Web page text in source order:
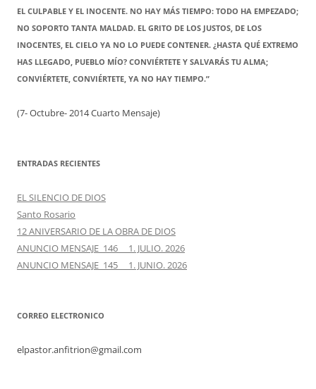
EL CULPABLE Y EL INOCENTE. NO HAY MÁS TIEMPO: TODO HA EMPEZADO;
NO SOPORTO TANTA MALDAD. EL GRITO DE LOS JUSTOS, DE LOS
INOCENTES, EL CIELO YA NO LO PUEDE CONTENER. ¿HASTA QUÉ EXTREMO
HAS LLEGADO, PUEBLO MÍO? CONVIÉRTETE Y SALVARÁS TU ALMA;
CONVIÉRTETE, CONVIÉRTETE, YA NO HAY TIEMPO.”
(7- Octubre- 2014 Cuarto Mensaje)
ENTRADAS RECIENTES
EL SILENCIO DE DIOS
Santo Rosario
12 ANIVERSARIO DE LA OBRA DE DIOS
ANUNCIO MENSAJE 146 1. JULIO. 2026
ANUNCIO MENSAJE 145 1. JUNIO. 2026
CORREO ELECTRONICO
elpastor.anfitrion@gmail.com